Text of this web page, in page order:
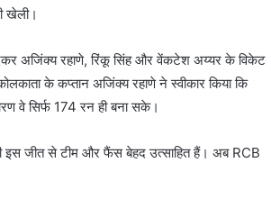
खेली।
अजिंक्य रहाणे, रिंकू सिंह और वेंकटेश अय्यर के विकेट
के कप्तान अजिंक्य रहाणे ने स्वीकार किया कि
वे सिर्फ 174 रन ही बना सके।
इस जीत से टीम और फैंस बेहद उत्साहित हैं। अब RCB